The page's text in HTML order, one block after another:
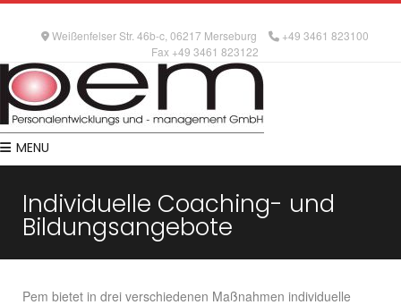
Weißenfelser Str. 46b-c, 06217 Merseburg
+49 3461 823100
Fax +49 3461 823122
MENU
Individuelle Coaching- und
Bildungsangebote
Pem bietet in drei verschiedenen Maßnahmen individuelle